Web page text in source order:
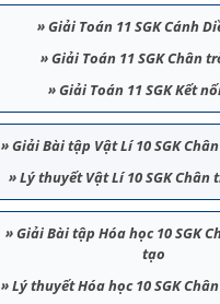
»Giải Toán 11 SGK Cánh
»Giải Toán 11 SGK Chân
»Giải Toán 11 SGK Kết
»Giải Bài tập Vật Lí 10 SGK
»Lý thuyết Vật Lí 10 SGK Chân
»Giải Bài tập Hóa học 10 SGK
tạo
»Lý thuyết Hóa học 10 SGK